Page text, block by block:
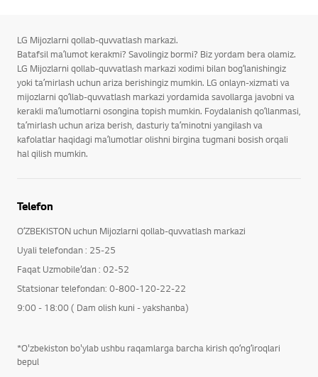
LG Mijozlarni qollab-quvvatlash markazi.
Batafsil maʼlumot kerakmi? Savolingiz bormi? Biz yordam bera olamiz.
LG Mijozlarni qollab-quvvatlash markazi xodimi bilan bogʻlanishingiz
yoki taʼmirlash uchun ariza berishingiz mumkin. LG onlayn-xizmati va
mijozlarni qoʻllab-quvvatlash markazi yordamida savollarga javobni va
kerakli maʼlumotlarni osongina topish mumkin. Foydalanish qoʻllanmasi,
taʼmirlash uchun ariza berish, dasturiy taʼminotni yangilash va
kafolatlar haqidagi maʼlumotlar olishni birgina tugmani bosish orqali
hal qilish mumkin.
Telefon
OʻZBEKISTON uchun Mijozlarni qollab-quvvatlash markazi
Uyali telefondan : 25-25
Faqat Uzmobile’dan : 02-52
Statsionar telefondan: 0-800-120-22-22
9:00 - 18:00 ( Dam olish kuni - yakshanba)
*O'zbekiston bo'ylab ushbu raqamlarga barcha kirish qoʻngʻiroqlari
bepul